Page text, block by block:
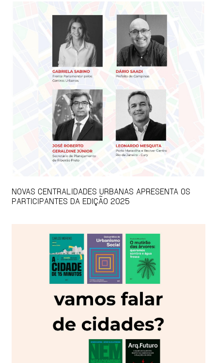
NOVAS CENTRALIDADES URBANAS APRESENTA OS
PARTICIPANTES DA EDIÇÃO 2025